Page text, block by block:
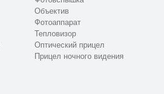
Объектив
Фотоаппарат
Тепловизор
Оптический прицел
Прицел ночного видения